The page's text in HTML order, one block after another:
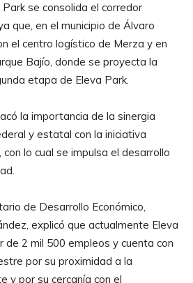
se consolida el corredor
que, en el municipio de Álvaro
el centro logístico de Merza y en
Bajío, donde se proyecta la
etapa de Eleva Park.
la importancia de la sinergia
y estatal con la iniciativa
lo cual se impulsa el desarrollo
de Desarrollo Económico,
explicó que actualmente Eleva
de 2 mil 500 empleos y cuenta con
por su proximidad a la
y por su cercanía con el